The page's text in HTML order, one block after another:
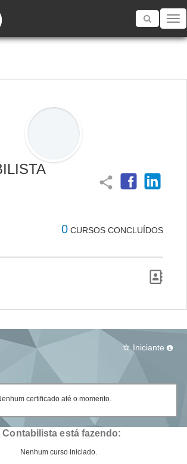
Toggle
share
0 CURSOS CONCLUÍDOS
star_border Iniciante
certificado até o momento.
está fazendo:
Nenhum curso iniciado.